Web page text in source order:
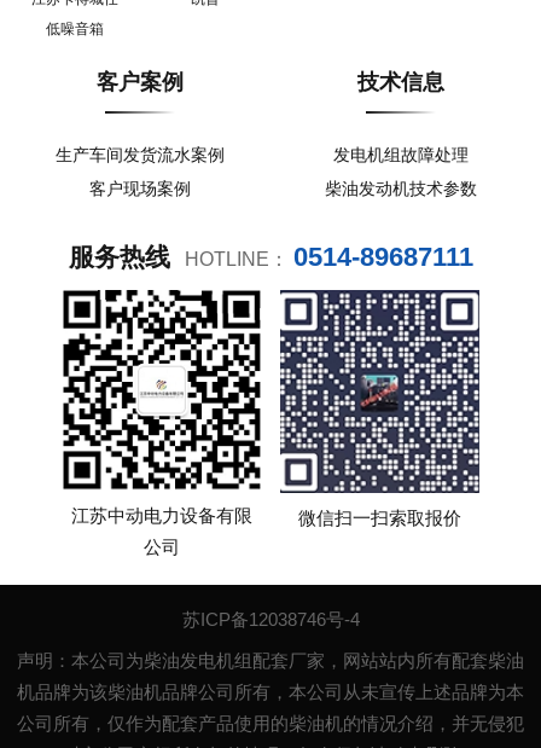
低噪音箱
客户案例
生产车间发货流水案例
客户现场案例
技术信息
发电机组故障处理
柴油发动机技术参数
服务热线 HOTLINE： 0514-89687111
江苏中动电力设备有限
公司
微信扫一扫索取报价
苏ICP备12038746号-4
声明：本公司为柴油发电机组配套厂家，网站站内所有配套柴油
机品牌为该柴油机品牌公司所有，本公司从未宣传上述品牌为本
公司所有，仅作为配套产品使用的柴油机的情况介绍，并无侵犯